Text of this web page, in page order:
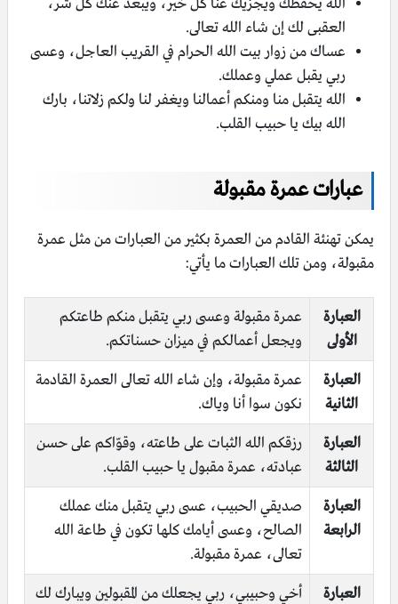
العقبى لك إن شاء الله تعالى.
عساك من زوار بيت الله الحرام في القريب العاجل، وعسى
ربي يقبل عملي وعملك.
الله يتقبل منا ومنكم أعمالنا ويغفر لنا ولكم زلاتنا، بارك
الله بيك يا حبيب القلب.
عبارات عمرة مقبولة
يمكن تهنئة القادم من العمرة بكثير من العبارات من مثل عمرة
مقبولة، ومن تلك العبارات ما يأتي:
العبارة
الأولى
عمرة مقبولة وعسى ربي يتقبل منكم طاعتكم
ويجعل أعمالكم في ميزان حسناتكم.
العبارة
الثانية
عمرة مقبولة، وإن شاء الله تعالى العمرة القادمة
نكون سوا أنا وياك.
العبارة
الثالثة
رزقكم الله الثبات على طاعته، وقوّاكم على حسن
عبادته، عمرة مقبول يا حبيب القلب.
العبارة
الرابعة
صديقي الحبيب، عسى ربي يتقبل منك عملك
الصالح، وعسى أيامك كلها تكون في طاعة الله
تعالى، عمرة مقبولة.
العبارة
أخي وحبيبي، ربي يجعلك من المقبولين ويبارك لك